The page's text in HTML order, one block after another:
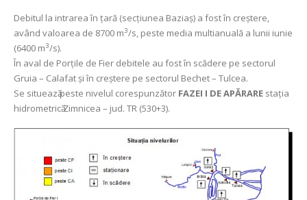
Debitul la intrarea în ţară (secţiunea Baziaş) a fost în creștere,
având valoarea de 8700 m3/s, peste media multianuală a lunii iunie
(6400 m3/s).
În aval de Porţile de Fier debitele au fost în scădere pe sectorul
Gruia – Calafat și în creștere pe sectorul Bechet – Tulcea.
Se situeazӑ peste nivelul corespunzător FAZEI I DE APĂRARE staţia
hidrometricӑ Zimnicea – jud. TR (530+3).